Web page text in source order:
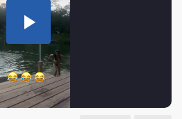
Play
Video